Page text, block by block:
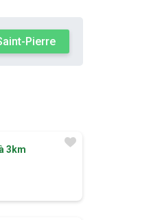
Pierre
3km